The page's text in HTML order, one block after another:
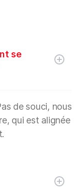
se
de souci, nous
qui est alignée